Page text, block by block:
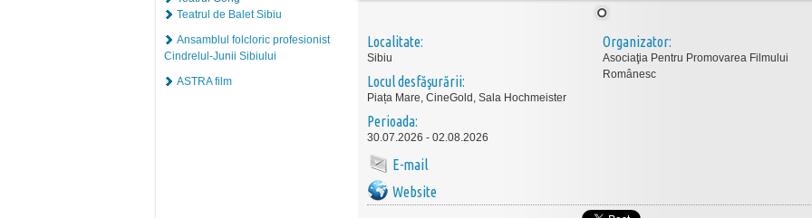
Teatrul de Balet Sibiu
Ansamblul folcloric profesionist
Cindrelul-Junii Sibiului
ASTRA film
Localitate:
Sibiu
Locul desfăşurării:
Piața Mare, CineGold, Sala Hochmeister
Perioada:
30.07.2026 - 02.08.2026
E-mail
Website
Organizator:
Asociaţia Pentru Promovarea Filmului
Românesc